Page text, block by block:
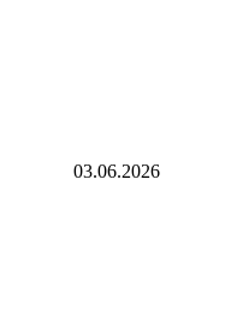
03.06.2026